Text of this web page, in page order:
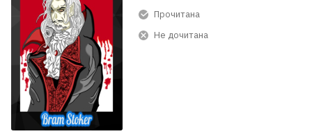
Прочитана
Не дочитана